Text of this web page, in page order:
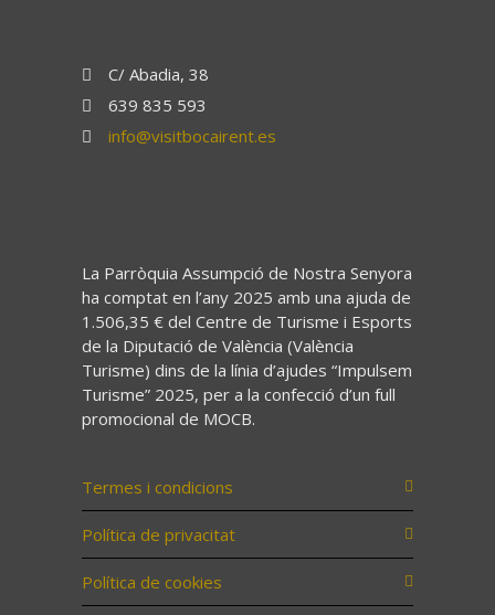
C/ Abadia, 38
639 835 593
info@visitbocairent.es
La Parròquia Assumpció de Nostra Senyora
ha comptat en l’any 2025 amb una ajuda de
1.506,35 € del Centre de Turisme i Esports
de la Diputació de València (València
Turisme) dins de la línia d’ajudes “Impulsem
Turisme” 2025, per a la confecció d’un full
promocional de MOCB.
Termes i condicions
Política de privacitat
Política de cookies